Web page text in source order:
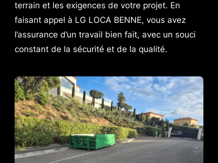
terrain et les exigences de votre projet. En
faisant appel à LG LOCA BENNE, vous avez
l’assurance d’un travail bien fait, avec un souci
constant de la sécurité et de la qualité.